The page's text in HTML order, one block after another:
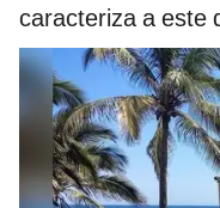
caracteriza a este